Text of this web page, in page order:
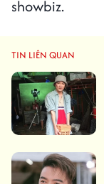
showbiz.
TIN LIÊN QUAN